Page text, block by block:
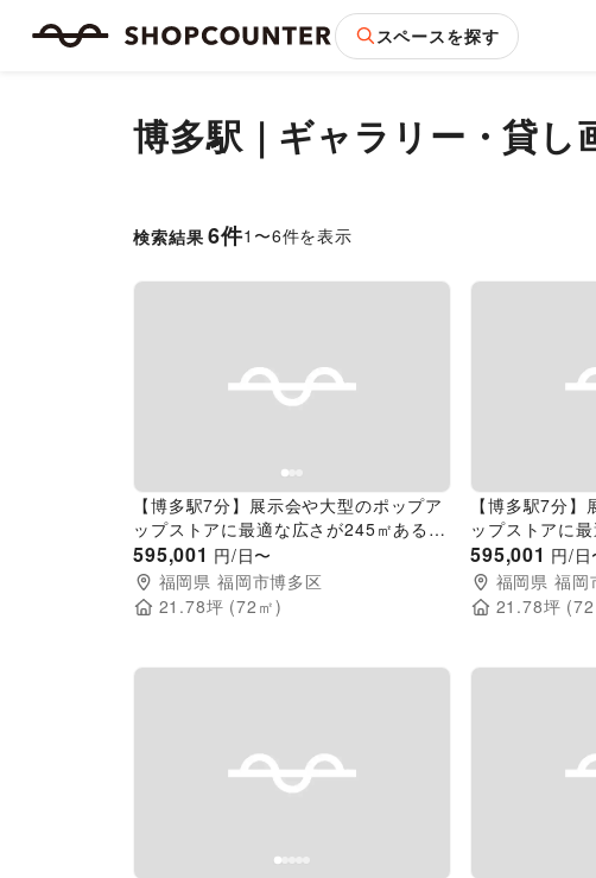
スペースを探す
博多駅｜ギャラリー・貸
検索結果 6件1 〜6件を表示
Previous slide
【博多駅7分】展示会や大型のポップア
ップストアに最適な広さが245㎡あるレ
ンタルスペース
595,001 円/日〜
福岡県 福岡市博多区
21.78坪 (72 ㎡)
【博多駅7分
ップストアに
ンタルスペース
595,001 円/日
福岡県 福岡
21.78坪 (72
Previous slide